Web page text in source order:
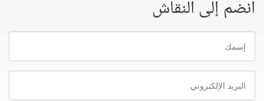
انضم إلى النقاش
إسمك
البريد
الإلكتروني